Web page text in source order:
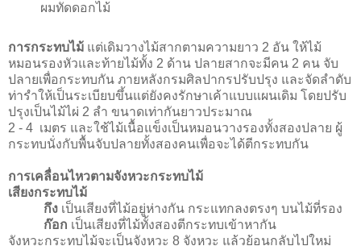
ผมทัดดอกไม้
การกระทบไม้ แต่เดิมวางไม้สากตามความยาว 2 อัน ให้ไม้
หมอนรองหัวและท้ายไม้ทั้ง 2 ด้าน ปลายสากจะมีคน 2 คน จับ
ปลายเพื่อกระทบกัน ภายหลังกรมศิลปากรปรับปรุง และจัดลำดับ
ท่ารำให้เป็นระเบียบขึ้นแต่ยังคงรักษาเค้าแบบแผนเดิม โดยปรับ
ปรุงเป็นไม้ไผ่ 2 ลำ ขนาดเท่ากันยาวประมาณ
2 - 4 เมตร และใช้ไม้เนื้อแข็งเป็นหมอนวางรองทั้งสองปลาย ผู้
กระทบนั่งกับพื้นจับปลายทั้งสองคนเพื่อจะได้ตีกระทบกัน
การเคลื่อนไหวตามจังหวะกระทบไม้
เสียงกระทบไม้
กึง เป็นเสียงที่ไม้อยู่ห่างกัน กระแทกลงตรงๆ บนไม้ที่รอง
ก๊อก เป็นเสียงที่ไม้ทั้งสองตีกระทบเข้าหากัน
จังหวะกระทบไม้จะเป็นจังหวะ 8 จังหวะ แล้วย้อนกลับไปใหม่